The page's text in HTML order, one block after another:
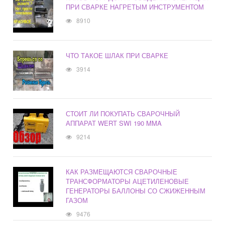
ПРИ СВАРКЕ НАГРЕТЫМ ИНСТРУМЕНТОМ
8910
ЧТО ТАКОЕ ШЛАК ПРИ СВАРКЕ
3914
СТОИТ ЛИ ПОКУПАТЬ СВАРОЧНЫЙ
АППАРАТ WERT SWI 190 MMA
9214
КАК РАЗМЕЩАЮТСЯ СВАРОЧНЫЕ
ТРАНСФОРМАТОРЫ АЦЕТИЛЕНОВЫЕ
ГЕНЕРАТОРЫ БАЛЛОНЫ СО СЖИЖЕННЫМ
ГАЗОМ
9476